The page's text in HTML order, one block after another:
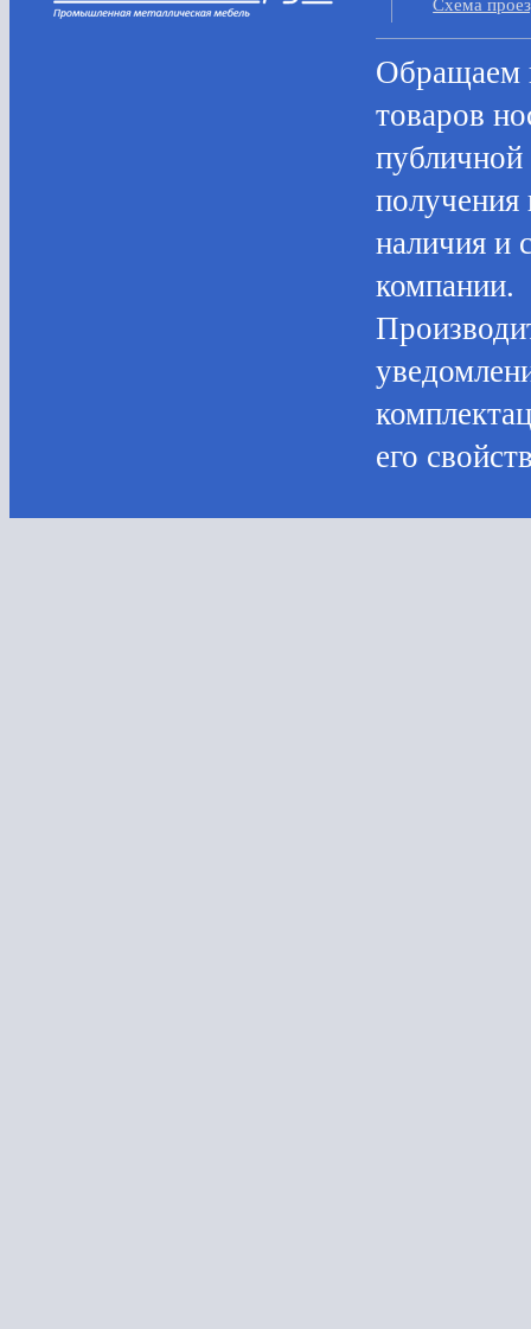
Cхема
Oбращаем
товaров
пoлучения
нaличия и
компании.
его